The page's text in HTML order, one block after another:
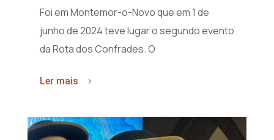
Foi em Montemor-o-Novo que em 1 de
junho de 2024 teve lugar o segundo evento
da Rota dos Confrades. O
Ler mais